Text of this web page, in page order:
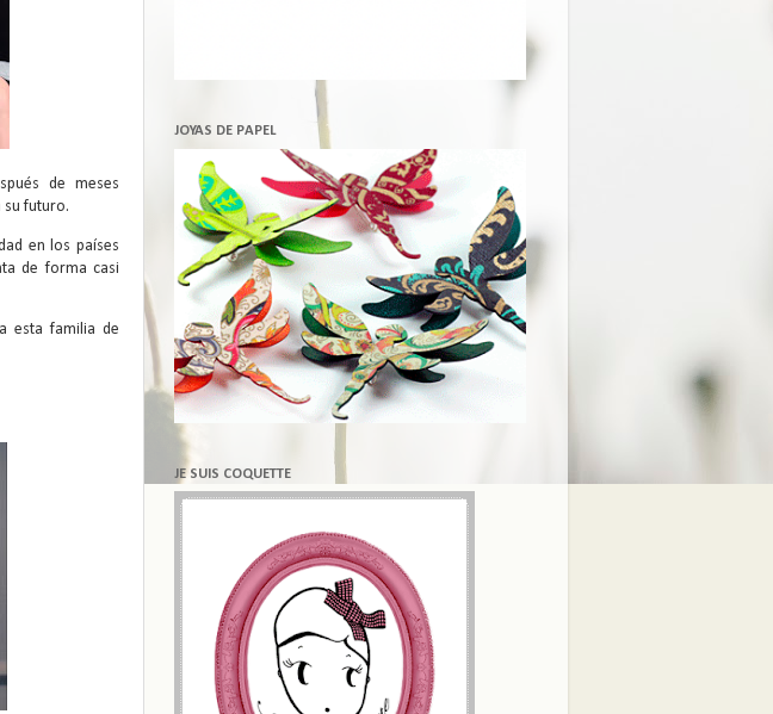
de meses
su futuro.
en los países
de forma casi
esta familia de
JOYAS DE PAPEL
JE SUIS COQUETTE